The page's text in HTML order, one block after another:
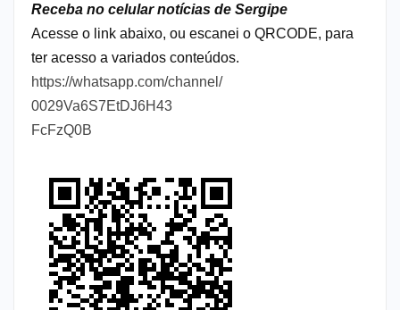
Receba no celular notícias de Sergipe
Acesse o link abaixo, ou escanei o QRCODE, para
ter acesso a variados conteúdos.
https://whatsapp.com/channel/
0029Va6S7EtDJ6H43
FcFzQ0B